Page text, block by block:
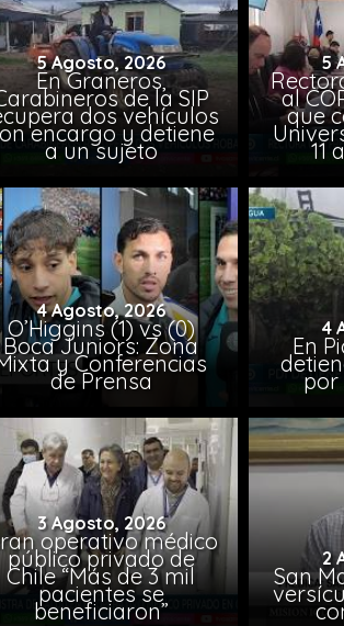
5 Agosto, 2026
En Graneros,
de la SIP
dos vehículos
encargo y detiene
a un sujeto
5
al
que
11
4 Agosto, 2026
O’Higgins (1) vs (0)
Boca Juniors: Zona
y Conferencias
de Prensa
4
En
por
3 Agosto, 2026
operativo médico
público privado de
Chile “Más de 3 mil
pacientes se
beneficiaron”
2
San